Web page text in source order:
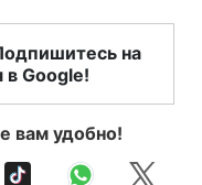
на
в Google!
вам удобно!